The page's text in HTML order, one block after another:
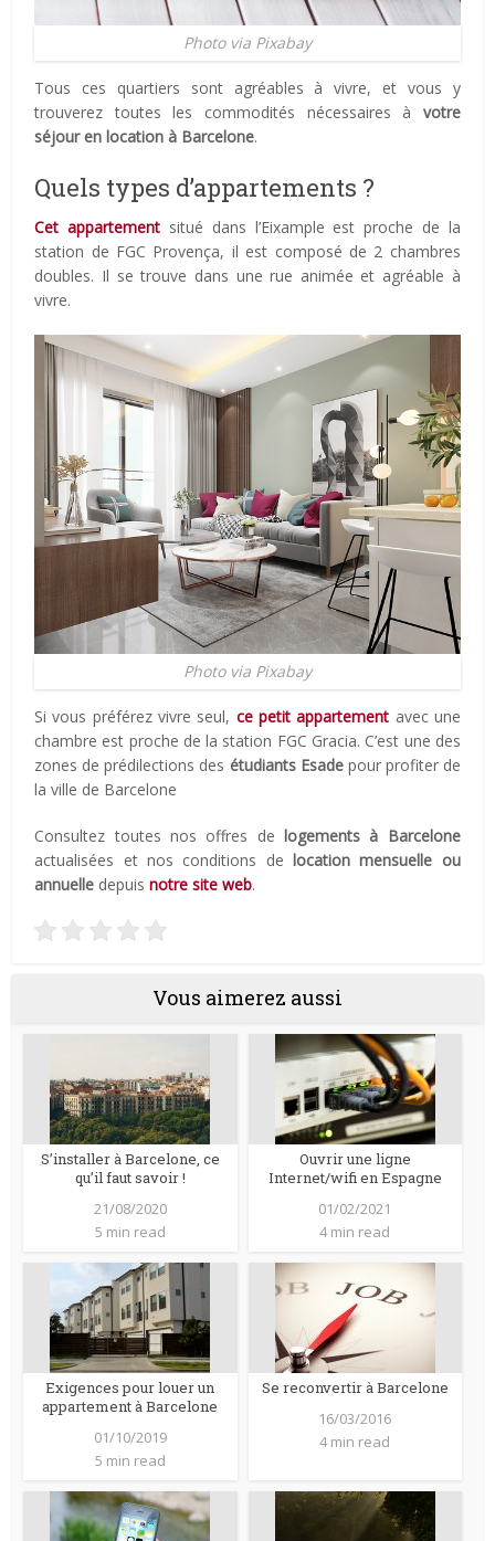
Photo via Pixabay
Tous ces quartiers sont agréables à vivre, et vous y
trouverez toutes les commodités nécessaires à votre
séjour en location à Barcelone.
Quels types d’appartements ?
Cet appartement situé dans l’Eixample est proche de la
station de FGC Provença, il est composé de 2 chambres
doubles. Il se trouve dans une rue animée et agréable à
vivre.
Photo via Pixabay
Si vous préférez vivre seul, ce petit appartement avec une
chambre est proche de la station FGC Gracia. C’est une des
zones de prédilections des étudiants Esadepour profiter de
la ville de Barcelone
Consultez toutes nos offres delogements à Barcelone
actualisées et nos conditions delocation mensuelle ou
annuelle depuisnotre site web.
Vous aimerez aussi
S’installer à Barcelone, ce
qu’il faut savoir !
21/08/2020
5 min read
Ouvrir une ligne
Internet/wifi en Espagne
01/02/2021
4 min read
Exigences pour louer un
appartement à Barcelone
01/10/2019
5 min read
Se reconvertir à Barcelone
16/03/2016
4 min read